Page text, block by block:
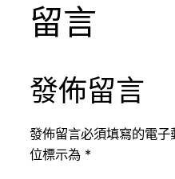
留言
發佈留言
發佈留言必須填寫的電子
位標示為 *